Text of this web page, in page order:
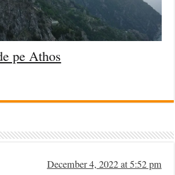
pe Athos
December 4, 2022 at 5:52 pm